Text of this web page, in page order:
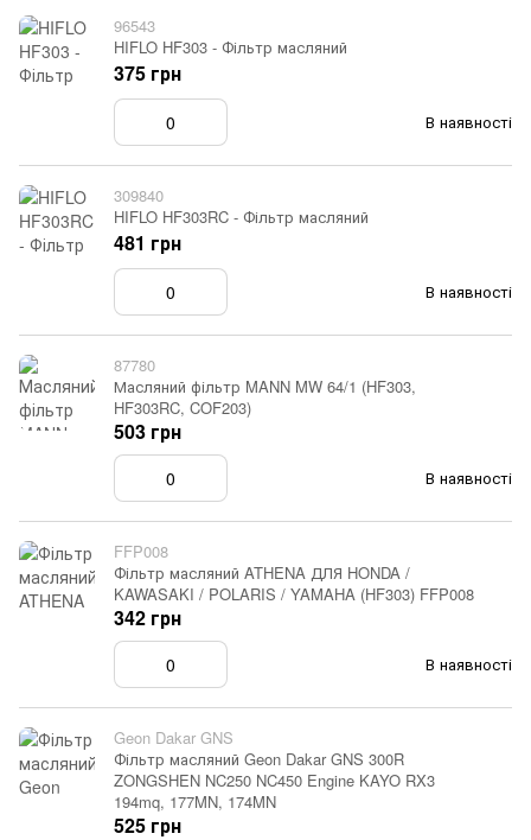
96543
HIFLO HF303 - Фільтр масляний
В наявності
375 грн
309840
HIFLO HF303RC - Фільтр масляний
В наявності
481 грн
87780
Масляний фільтр MANN MW 64/1 (HF303,
HF303RC, COF203)
В наявності
503 грн
FFP008
Фільтр масляний ATHENA ДЛЯ HONDA /
KAWASAKI / POLARIS / YAMAHA (HF303) FFP008
В наявності
342 грн
Geon Dakar GNS
Фільтр масляний Geon Dakar GNS 300R
ZONGSHEN NC250 NC450 Engine KAYO RX3
194mq, 177MN, 174MN
525 грн